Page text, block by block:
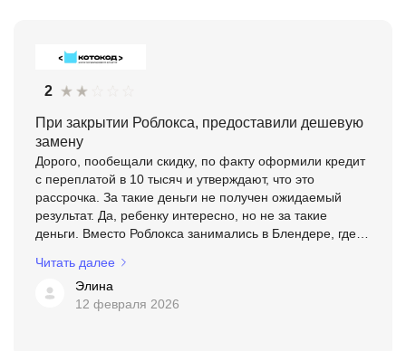
2
При закрытии Роблокса, предоставили дешевую
замену
Дорого, пообещали скидку, по факту оформили кредит
с переплатой в 10 тысяч и утверждают, что это
рассрочка. За такие деньги не получен ожидаемый
результат. Да, ребенку интересно, но не за такие
деньги. Вместо Роблокса занимались в Блендере, где
больше ни...
Читать далее
Элина
12 февраля 2026